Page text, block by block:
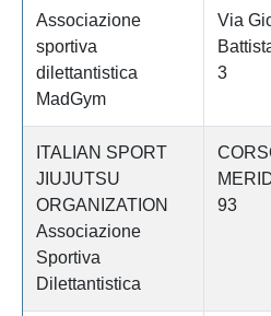
Associazione
sportiva
dilettantistica
MadGym
Via
3
ITALIAN SPORT
JIUJUTSU
ORGANIZATION
Associazione
Sportiva
Dilettantistica
93